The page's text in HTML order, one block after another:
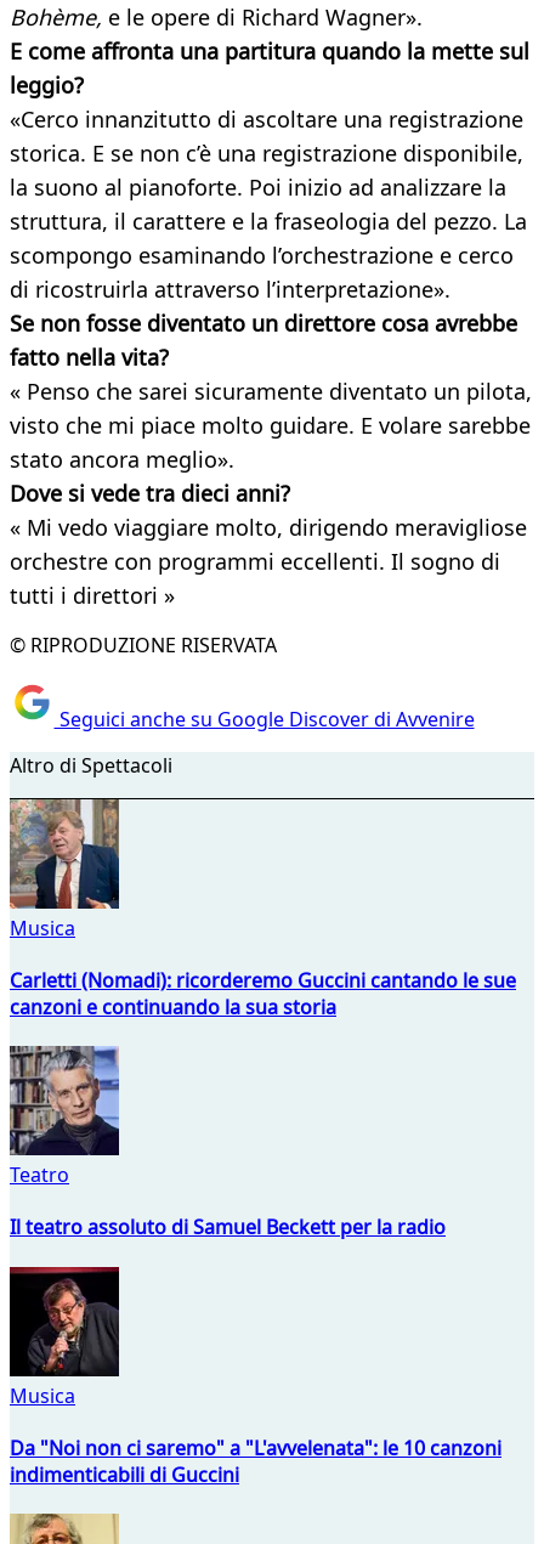
Bohème, e le opere di Richard Wagner».
E come affronta una partitura quando la mette sul
leggio?
«Cerco innanzitutto di ascoltare una registrazione
storica. E se non c’è una registrazione disponibile,
la suono al pianoforte. Poi inizio ad analizzare la
struttura, il carattere e la fraseologia del pezzo. La
scompongo esaminando l’orchestrazione e cerco
di ricostruirla attraverso l’interpretazione».
Se non fosse diventato un direttore cosa avrebbe
fatto nella vita?
« Penso che sarei sicuramente diventato un pilota,
visto che mi piace molto guidare. E volare sarebbe
stato ancora meglio».
Dove si vede tra dieci anni?
« Mi vedo viaggiare molto, dirigendo meravigliose
orchestre con programmi eccellenti. Il sogno di
tutti i direttori »
© RIPRODUZIONE RISERVATA
Seguici anche su Google Discover di Avvenire
Altro di Spettacoli
Musica
Carletti (Nomadi): ricorderemo Guccini cantando le sue
canzoni e continuando la sua storia
Teatro
Il teatro assoluto di Samuel Beckett per la radio
Musica
Da "Noi non ci saremo" a "L'avvelenata": le 10 canzoni
indimenticabili di Guccini